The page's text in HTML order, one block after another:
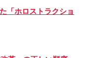
「ホロストラクショ